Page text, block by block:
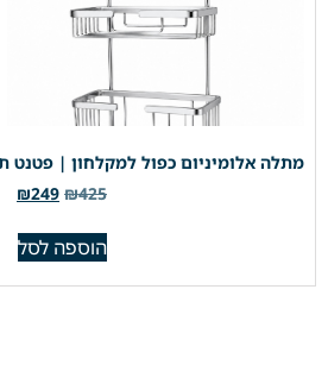
מתלה אלומיניום כפול למקלחון | פטנט
₪425
₪249
הוספה לסל